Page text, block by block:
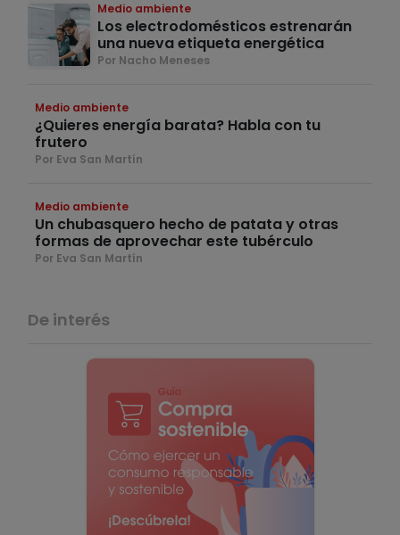
Medio ambiente
Los electrodomésticos estrenarán
una nueva etiqueta energética
Por Nacho Meneses
Medio ambiente
¿Quieres energía barata? Habla con tu
frutero
Por Eva San Martín
Medio ambiente
Un chubasquero hecho de patata y otras
formas de aprovechar este tubérculo
Por Eva San Martín
De interés